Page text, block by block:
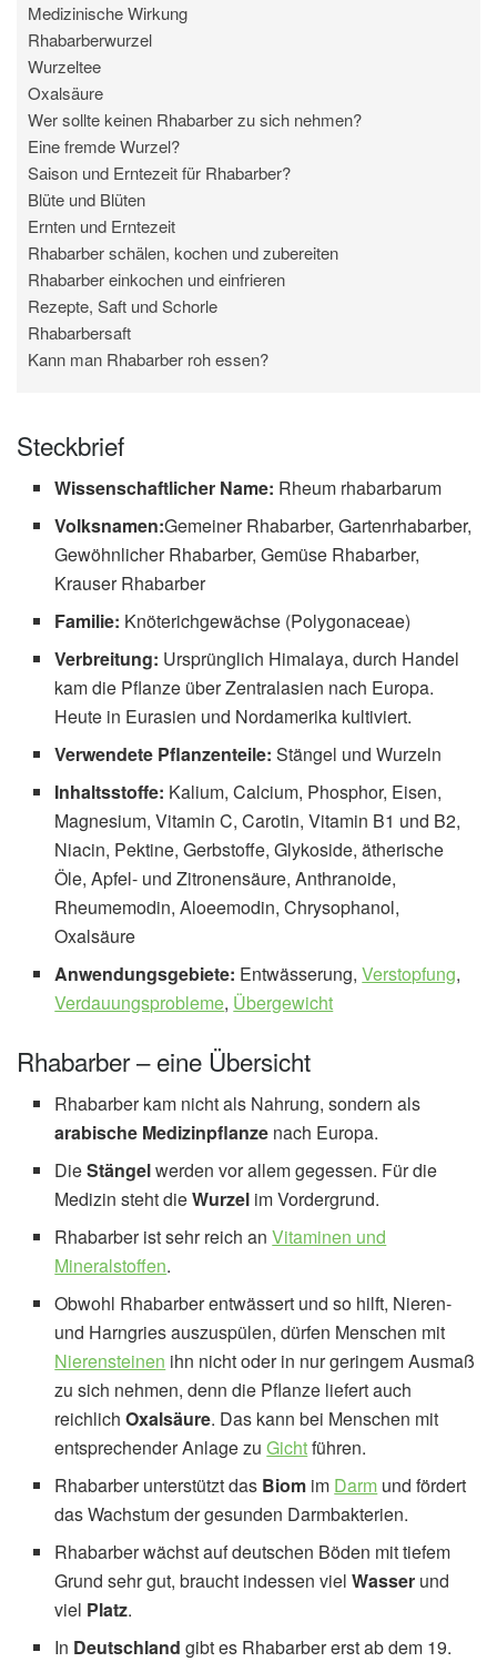
Medizinische Wirkung
Rhabarberwurzel
Wurzeltee
Oxalsäure
Wer sollte keinen Rhabarber zu sich nehmen?
Eine fremde Wurzel?
Saison und Erntezeit für Rhabarber?
Blüte und Blüten
Ernten und Erntezeit
Rhabarber schälen, kochen und zubereiten
Rhabarber einkochen und einfrieren
Rezepte, Saft und Schorle
Rhabarbersaft
Kann man Rhabarber roh essen?
Steckbrief
Wissenschaftlicher Name: Rheum rhabarbarum
Volksnamen:Gemeiner Rhabarber, Gartenrhabarber,
Gewöhnlicher Rhabarber, Gemüse Rhabarber,
Krauser Rhabarber
Familie: Knöterichgewächse (Polygonaceae)
Verbreitung: Ursprünglich Himalaya, durch Handel
kam die Pflanze über Zentralasien nach Europa.
Heute in Eurasien und Nordamerika kultiviert.
Verwendete Pflanzenteile: Stängel und Wurzeln
Inhaltsstoffe: Kalium, Calcium, Phosphor, Eisen,
Magnesium, Vitamin C, Carotin, Vitamin B1 und B2,
Niacin, Pektine, Gerbstoffe, Glykoside, ätherische
Öle, Apfel- und Zitronensäure, Anthranoide,
Rheumemodin, Aloeemodin, Chrysophanol,
Oxalsäure
Anwendungsgebiete: Entwässerung,Verstopfung,
Verdauungsprobleme, Übergewicht
Rhabarber – eine Übersicht
Rhabarber kam nicht als Nahrung, sondern als
arabische Medizinpflanze nach Europa.
DieStängelwerden vor allem gegessen. Für die
Medizin steht dieWurzel im Vordergrund.
Rhabarber ist sehr reich anVitaminen und
Mineralstoffen.
Obwohl Rhabarber entwässert und so hilft, Nieren-
und Harngries auszuspülen, dürfen Menschen mit
Nierensteinen ihn nicht oder in nur geringem Ausmaß
zu sich nehmen, denn die Pflanze liefert auch
reichlichOxalsäure. Das kann bei Menschen mit
entsprechender Anlage zuGichtführen.
Rhabarber unterstützt das Biom im Darm und fördert
das Wachstum der gesunden Darmbakterien.
Rhabarber wächst auf deutschen Böden mit tiefem
Grund sehr gut, braucht indessen vielWasser und
viel Platz.
In Deutschland gibt es Rhabarber erst ab dem 19.